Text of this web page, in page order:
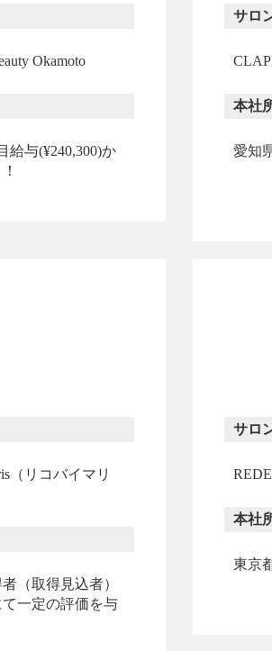
Okamoto
給与(¥240,300)か
サロ
本社
愛知
（リコバイマリ
（取得見込者）
一定の評価を与
サロ
本社
東京